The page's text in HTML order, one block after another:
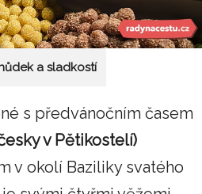
a sladkostí
s předvánočním časem
v Pětikostelí)
v okolí Baziliky svatého